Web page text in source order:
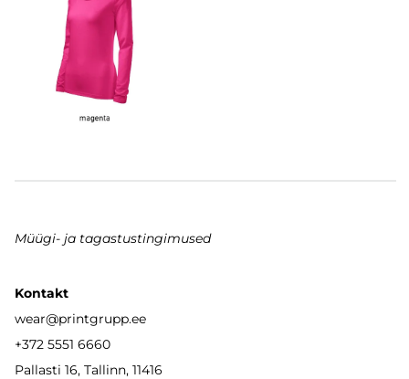
Müügi- ja tagastustingimused
Kontakt
wear@printgrupp.ee
+372 5551 6660
Pallasti 16, Tallinn, 11416